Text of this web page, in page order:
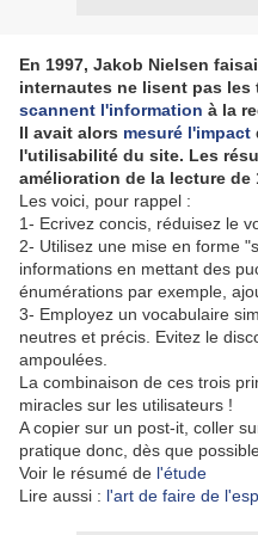
En 1997, Jakob Nielsen
internautes ne lisent pas les
scannent l'information à la
Il avait alors mesuré l'impact
l'utilisabilité du site. Les
amélioration de la lecture de
Les voici, pour rappel :
1- Ecrivez concis, réduisez le
2- Utilisez une mise en forme
informations en mettant des
énumérations par exemple,
3- Employez un vocabulaire
neutres et précis. Evitez le
ampoulées.
La combinaison de ces trois
miracles sur les utilisateurs !
A copier sur un post-it, coller
pratique donc, dès que
Voir le résumé de l'étude
Lire aussi : l'art de faire de